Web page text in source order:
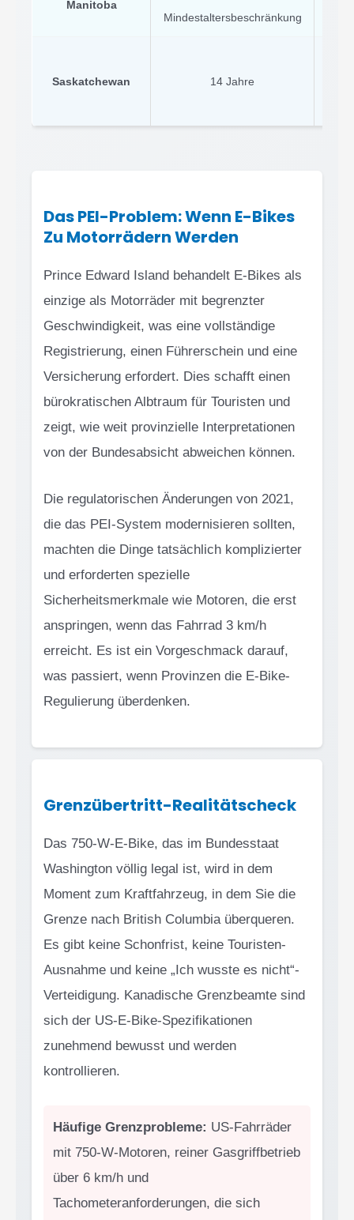
Manitoba
Mindestaltersbeschränkung
Saskatchewan 14 Jahre
Das PEI-Problem: Wenn E-Bikes
Zu Motorrädern Werden
Prince Edward Island behandelt E-Bikes als
einzige als Motorräder mit begrenzter
Geschwindigkeit, was eine vollständige
Registrierung, einen Führerschein und eine
Versicherung erfordert. Dies schafft einen
bürokratischen Albtraum für Touristen und
zeigt, wie weit provinzielle Interpretationen
von der Bundesabsicht abweichen können.
Die regulatorischen Änderungen von 2021,
die das PEI-System modernisieren sollten,
machten die Dinge tatsächlich komplizierter
und erforderten spezielle
Sicherheitsmerkmale wie Motoren, die erst
anspringen, wenn das Fahrrad 3 km/h
erreicht. Es ist ein Vorgeschmack darauf,
was passiert, wenn Provinzen die E-Bike-
Regulierung überdenken.
Grenzübertritt-Realitätscheck
Das 750-W-E-Bike, das im Bundesstaat
Washington völlig legal ist, wird in dem
Moment zum Kraftfahrzeug, in dem Sie die
Grenze nach British Columbia überqueren.
Es gibt keine Schonfrist, keine Touristen-
Ausnahme und keine „Ich wusste es nicht“-
Verteidigung. Kanadische Grenzbeamte sind
sich der US-E-Bike-Spezifikationen
zunehmend bewusst und werden
kontrollieren.
Häufige Grenzprobleme: US-Fahrräder
mit 750-W-Motoren, reiner Gasgriffbetrieb
über 6 km/h und
Tachometeranforderungen, die sich